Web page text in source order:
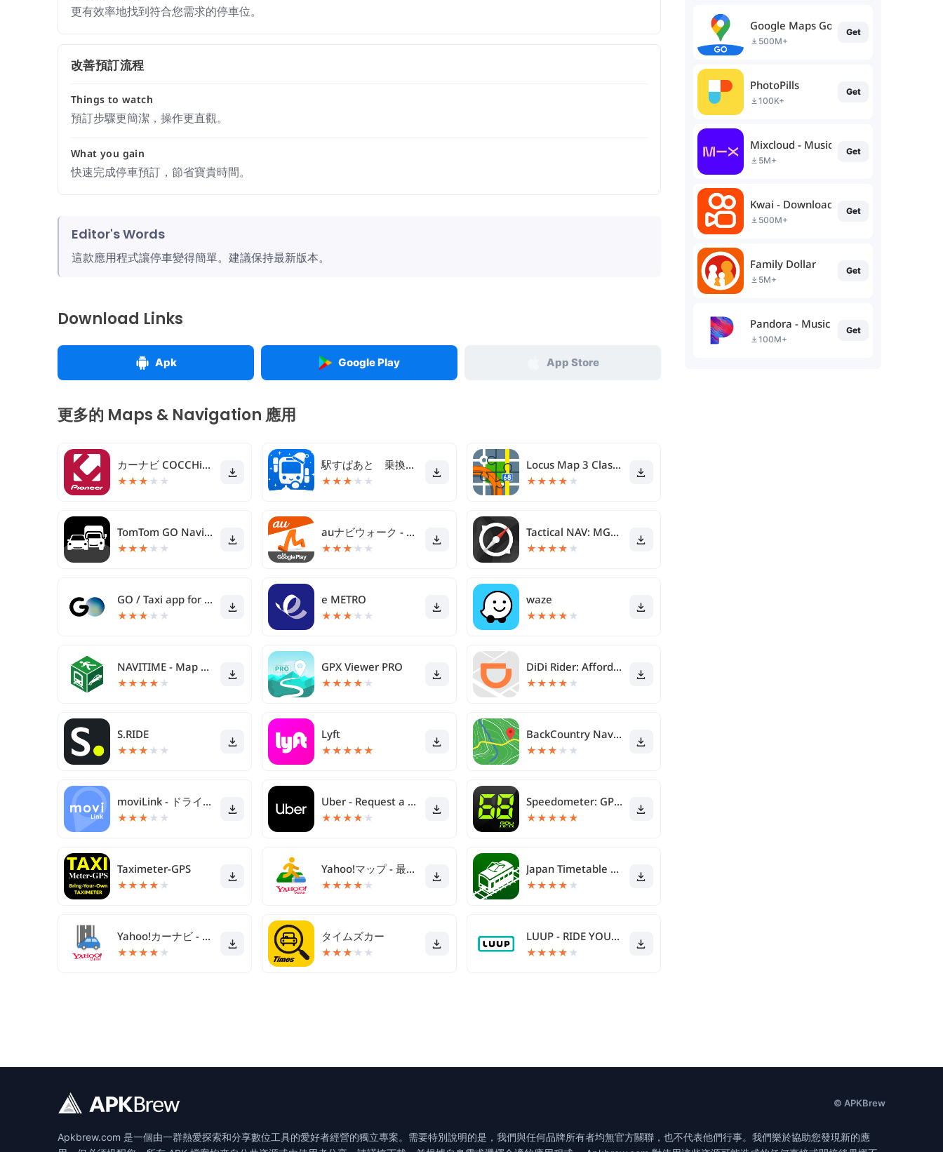
更有效率地找到符合您需求的停車位。
改善預訂流程
Things to watch
預訂步驟更簡潔，操作更直觀。
What you gain
快速完成停車預訂，節省寶貴時間。
Editor's Words
這款應用程式讓停車變得簡單。建議保持最新版本。
Download Links
Apk Google Play App Store
更多的 Maps & Navigation 應用
カーナビ COCCHi/Pioneerカーナビ・渋滞情報
★★★ ★ ★
駅すぱあと 乗換案内 - 時刻表・運行情報・バス経路
★★★ ★ ★
Locus Map 3 Classic
★★★★ ★
TomTom GO Navigation
★★★ ★ ★
auナビウォーク - 乗換案内・バスと地図の総合移動アプリ
★★★ ★ ★
Tactical NAV: MGRS Navigation
★★★★ ★
GO / Taxi app for Japan
★★★ ★ ★
e METRO
★★★ ★ ★
waze
★★★★ ★
NAVITIME - Map & Transfer Navi
★★★★ ★
GPX Viewer PRO
★★★★ ★
DiDi Rider: Affordable rides
★★★★ ★
S.RIDE
★★★ ★ ★
Lyft
★★★★★
BackCountry Navigator GPS PRO
★★★ ★ ★
moviLink - ドライブが快適になるカーナビアプリ
★★★ ★ ★
Uber - Request a ride
★★★★ ★
Speedometer: GPS Speedometer
★★★★★
Taximeter-GPS
★★★★ ★
Yahoo!マップ - 最新地図、ナビや乗換も
★★★★ ★
Japan Timetable & Route Search
★★★★ ★
Yahoo!カーナビ - ナビ、渋滞情報も地図も自動更新
★★★★ ★
タイムズカー
★★★ ★ ★
LUUP - RIDE YOUR CITY
★★★★ ★
Google Maps Go
500M+
Get
PhotoPills
100K+
Get
Mixcloud - Music, Mixes & Live
5M+
Get
Kwai - Download & Share Video
500M+
Get
Family Dollar
5M+
Get
Pandora - Music & Podcasts
100M+
Get
© APKBrew
Apkbrew.com 是一個由一群熱愛探索和分享數位工具的愛好者經營的獨立專案。需要特別說明的是，我們與任何品牌所有者均無官方關聯，也不代表他們行事。我們樂於協助您發現新的應